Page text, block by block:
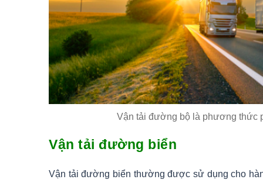
Vận tải đường bộ là phương thức
Vận tải đường biển
Vận tải đường biển thường được sử dụng cho